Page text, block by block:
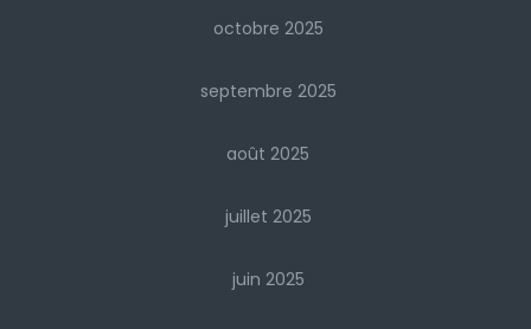
octobre 2025
septembre 2025
août 2025
juillet 2025
juin 2025